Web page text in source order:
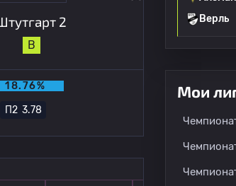
2
В
18.76%
П2 3.78
Кольн
16.08
Верль
Мои